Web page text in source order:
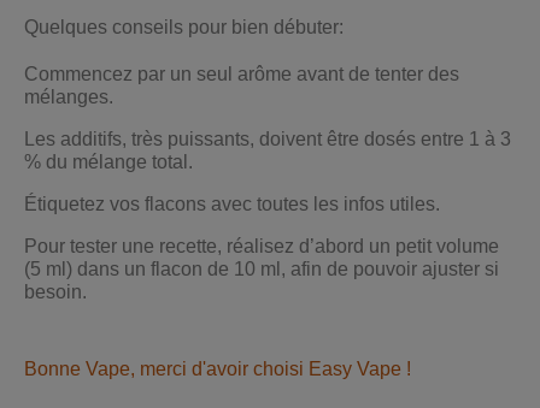
Quelques conseils pour bien débuter:
Commencez par un seul arôme avant de tenter des
mélanges.
Les additifs, très puissants, doivent être dosés entre 1 à 3
% du mélange total.
Étiquetez vos flacons avec toutes les infos utiles.
Pour tester une recette, réalisez d’abord un petit volume
(5 ml) dans un flacon de 10 ml, afin de pouvoir ajuster si
besoin.
Bonne Vape, merci d'avoir choisi Easy Vape !